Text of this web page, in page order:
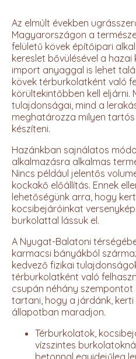
Az elmúlt években
Magyarországon a
felületű kövek építőipari
kereslet bővülésével a hazai
import anyaggal is lehet
kövek térburkolatként való
körültekintőbben kell
tulajdonságai, mind a
meghatározza milyen
készíteni.
Hazánkban sajnálatos
alkalmazásra alkalmas
Nincs például jelentős
kockakő előállítás. Ennek
lehetőségünk arra, hogy
kocsibejáróinkat
burkolattal lássuk el.
A Nyugat-Balatoni
karmacsi bányákból
kedvező fizikai
térburkolatként való
csupán néhány szempontot
tartani, hogy a járdánk,
állapotban maradjon.
Térburkolatok,
vízszintes
betonnal egyidejűleg